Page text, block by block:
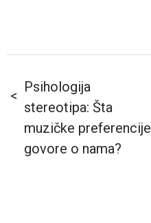
Psihologija
stereotipa: Šta
muzičke preferencije
govore o nama?